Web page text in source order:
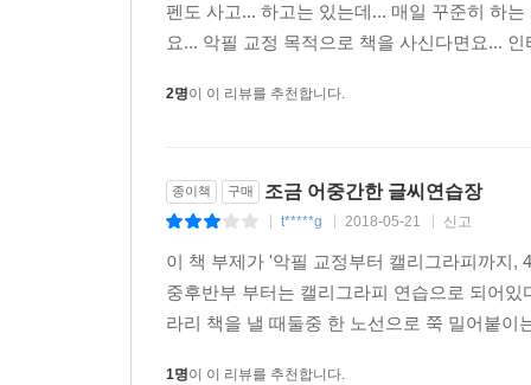
펜도 사고... 하고는 있는데... 매일 꾸준히 하
요... 악필 교정 목적으로 책을 사신다면요...
2명이 이 리뷰를 추천합니다.
종이책 구매 조금 어중간한 글씨연습장
t*****g 2018-05-21 신고
이 책 부제가 '악필 교정부터 캘리그라피까지,
중후반부 부터는 캘리그라피 연습으로 되어
라리 책을 낼 때둘중 한 노선으로 쭉 밀어붙
1명이 이 리뷰를 추천합니다.